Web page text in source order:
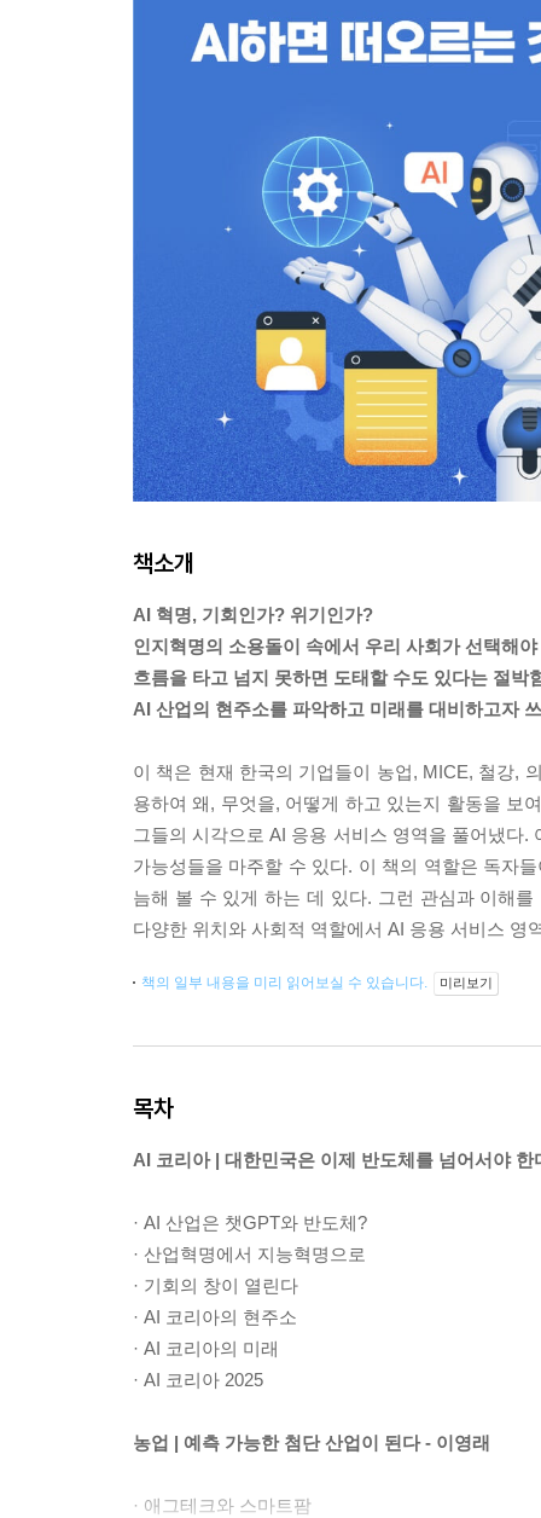
책소개
AI 혁명, 기회인가? 위기인가?
인지혁명의 소용돌이 속에서 우리 사회가 선택해
흐름을 타고 넘지 못하면 도태할 수도 있다는 절박
AI 산업의 현주소를 파악하고 미래를 대비하고자
이 책은 현재 한국의 기업들이 농업, MICE, 철강,
용하여 왜, 무엇을, 어떻게 하고 있는지 활동을 보
그들의 시각으로 AI 응용 서비스 영역을 풀어냈다
가능성들을 마주할 수 있다. 이 책의 역할은 독자
늠해 볼 수 있게 하는 데 있다. 그런 관심과 이해
다양한 위치와 사회적 역할에서 AI 응용 서비스 영
책의 일부 내용을 미리 읽어보실 수 있습니다. 미리보기
목차
AI 코리아 | 대한민국은 이제 반도체를 넘어서야 한
· AI 산업은 챗GPT와 반도체?
· 산업혁명에서 지능혁명으로
· 기회의 창이 열린다
· AI 코리아의 현주소
· AI 코리아의 미래
· AI 코리아 2025
농업 | 예측 가능한 첨단 산업이 된다 - 이영래
· 애그테크와 스마트팜